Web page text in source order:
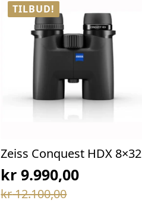
TILBUD!
Zeiss Conquest HDX 8×32
kr12.100,00
Opprinnelig
kr 9.990,00
Nåværende